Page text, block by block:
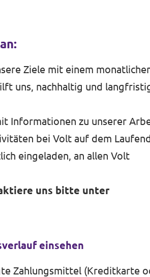
Ziele mit einem
uns, nachhaltig und
Informationen zu unserer
bei Volt auf dem
eingeladen, an allen Volt
uns bitte unter
einsehen
Zahlungsmittel (Kreditkarte